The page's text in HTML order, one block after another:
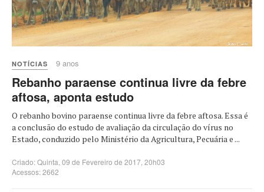
NOTÍCIAS 9 anos
Rebanho paraense continua livre da febre
aftosa, aponta estudo
O rebanho bovino paraense continua livre da febre aftosa. Essa é
a conclusão do estudo de avaliação da circulação do vírus no
Estado, conduzido pelo Ministério da Agricultura, Pecuária e ...
Criado: Quinta, 09 de Fevereiro de 2017, 20h03
Acessos: 2662